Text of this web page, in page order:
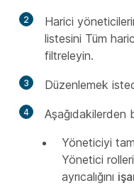
2
Harici
listesini Tüm
filtreleyin.
3 Düzenlemek
4
Aşağıdakilerden
Yöneticiyi
Yönetici rolleri
ayrıcalığını